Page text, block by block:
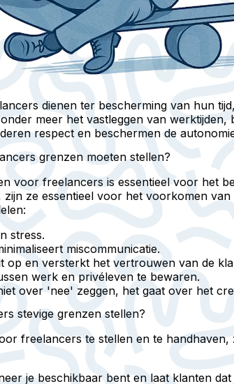
dienen ter bescherming van hun
meer het vastleggen van
respect en beschermen de
grenzen moeten stellen?
voor freelancers is essentieel voor het
zijn ze essentieel voor het voorkomen
stress.
miscommunicatie.
op en versterkt het vertrouwen van de
werk en privéleven te bewaren.
over 'nee' zeggen, het gaat over het
stevige grenzen stellen?
freelancers te stellen en te
je beschikbaar bent en laat klanten